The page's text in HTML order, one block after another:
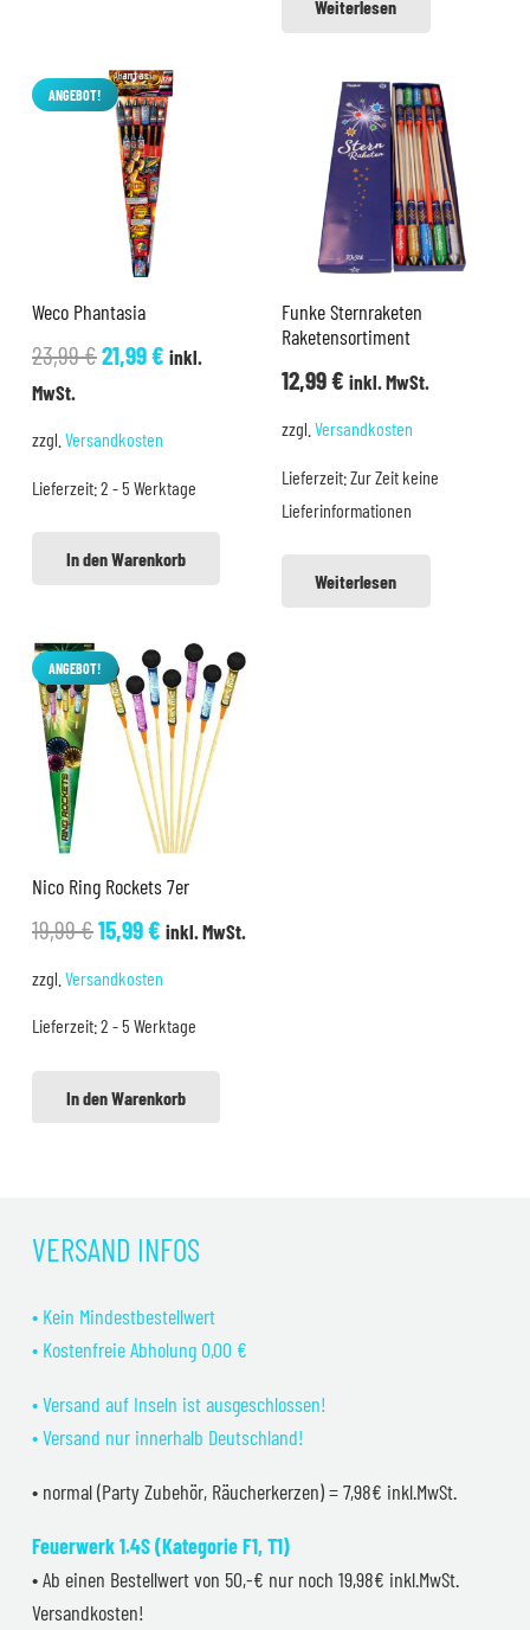
Weiterlesen
ANGEBOT!
Weco Phantasia
23,99€Ursprünglicher
21,99€Aktueller
inkl.
MwSt.
zzgl. Versandkosten
Lieferzeit:2 - 5 Werktage
In den Warenkorb
Funke Sternraketen
Raketensortiment
12,99€ inkl. MwSt.
zzgl. Versandkosten
Lieferzeit:Zur Zeit keine
Lieferinformationen
Weiterlesen
ANGEBOT!
Nico Ring Rockets 7er
19,99€Ursprünglicher
19,99 €
15,99€Aktueller
15,99 €.
inkl. MwSt.
zzgl. Versandkosten
Lieferzeit:2 - 5 Werktage
In den Warenkorb
VERSAND INFOS
• Kein Mindestbestellwert
• Kostenfreie Abholung 0,00 €
• Versand auf Inseln ist ausgeschlossen!
• Versand nur innerhalb Deutschland!
• normal (Party Zubehör, Räucherkerzen) = 7,98€ inkl.MwSt.
Feuerwerk 1.4S (Kategorie F1, T1)
• Ab einen Bestellwert von 50,-€ nur noch 19,98€ inkl.MwSt.
Versandkosten!